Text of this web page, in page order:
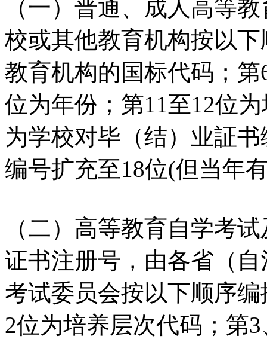
（一）普通、成人高等
校或其他教育机构按以
教育机构的国标代码；
位为年份；第11至12位
为学校对毕（结）业証
编号扩充至18位(但当年
（二）高等教育自学考
证书注册号，由各省（
考试委员会按以下顺序
2位为培养层次代码；第